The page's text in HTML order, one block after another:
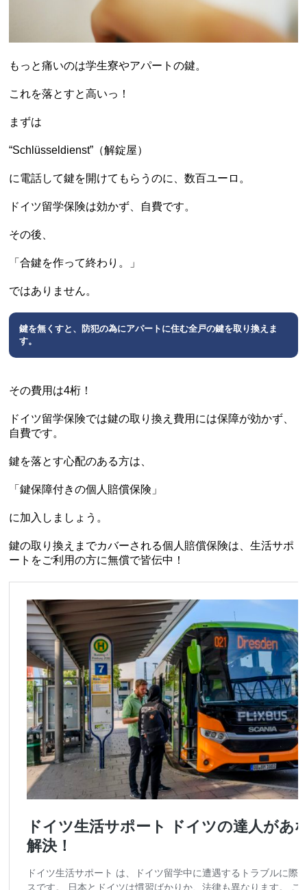
もっと痛いのは学生寮やアパートの鍵。
これを落とすと高いっ！
まずは
“Schlüsseldienst”（解錠屋）
に電話して鍵を開けてもらうのに、数百ユーロ。
ドイツ留学保険は効かず、自費です。
その後、
「合鍵を作って終わり。」
ではありません。
鍵を無くすと、防犯の為にアパートに住む全戸の鍵を取り換えま
す。
その費用は4桁！
ドイツ留学保険では鍵の取り換え費用には保障が効かず、
自費です。
鍵を落とす心配のある方は、
「鍵保障付きの個人賠償保険」
に加入しましょう。
鍵の取り換えまでカバーされる個人賠償保険は、生活サポ
ートをご利用の方に無償で皆伝中！